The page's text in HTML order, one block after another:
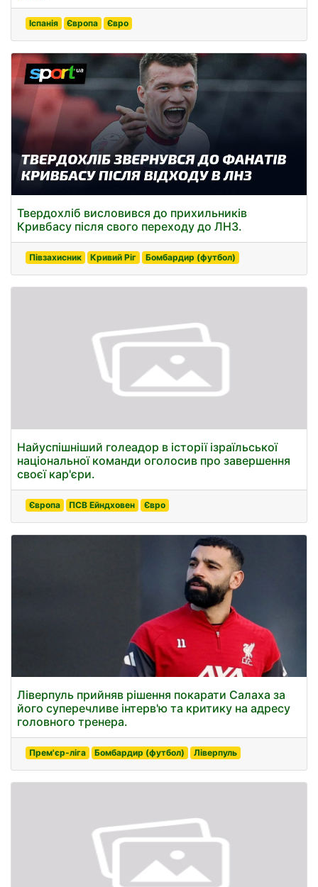
Іспанія Європа Євро
Твердохліб висловився до прихильників
Кривбасу після свого переходу до ЛНЗ.
Півзахисник Кривий Ріг Бомбардир (футбол)
Найуспішніший голеадор в історії ізраїльської
національної команди оголосив про завершення
своєї кар'єри.
Європа ПСВ Ейндховен Євро
Ліверпуль прийняв рішення покарати Салаха за
його суперечливе інтерв'ю та критику на адресу
головного тренера.
Прем'єр-ліга Бомбардир (футбол) Ліверпуль